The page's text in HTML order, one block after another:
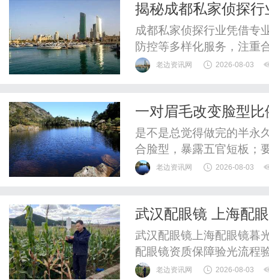
以上；天然兼容云架构，
揭秘成都私家侦探
成都私家侦探行业凭借专
防控等多样化服务，注重
问题。老边资讯网 2026-08-03
一对眉毛改变脸型
眉形解法！久匠帮
是不是总觉得做完的半永
合脸型，暴露五官短板；
么色号踩雷，后期发红发
官曲直量感锁定气质、诊
老边资讯网 2026-08-03
武汉配眼镜 上海配
武汉配眼镜上海配眼镜暮
配眼镜资质保障验光流程
老边资讯网 2026-08-03